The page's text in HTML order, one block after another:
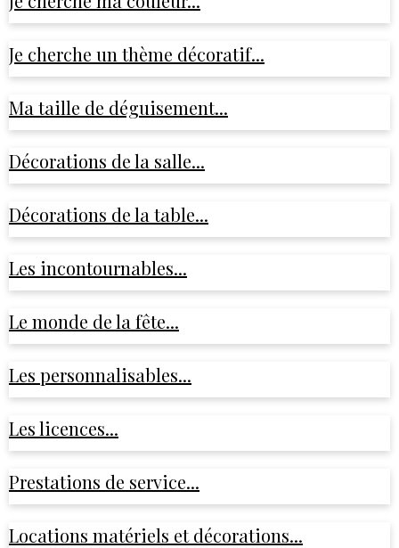
Je cherche un thème décoratif...
Ma taille de déguisement...
Décorations de la salle...
Décorations de la table...
Les incontournables...
Le monde de la fête...
Les personnalisables...
Les licences...
Prestations de service...
Locations matériels et décorations...